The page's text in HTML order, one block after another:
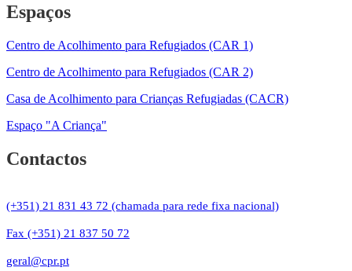
Espaços
Centro de Acolhimento para Refugiados (CAR 1)
Centro de Acolhimento para Refugiados (CAR 2)
Casa de Acolhimento para Crianças Refugiadas (CACR)
Espaço "A Criança"
Contactos
(+351) 21 831 43 72 (chamada para rede fixa nacional)
Fax (+351) 21 837 50 72
geral@cpr.pt